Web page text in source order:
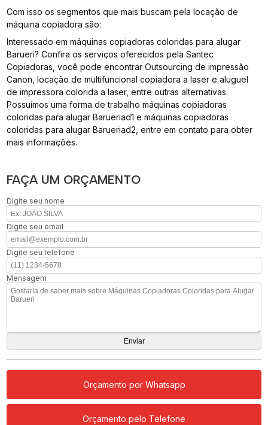
Com isso os segmentos que mais buscam pela locação de
máquina copiadora são:
Interessado em máquinas copiadoras coloridas para alugar
Barueri? Confira os serviços oferecidos pela Santec
Copiadoras, você pode encontrar Outsourcing de impressão
Canon, locação de multifuncional copiadora a laser e aluguel
de impressora colorida a laser, entre outras alternativas.
Possuímos uma forma de trabalho máquinas copiadoras
coloridas para alugar Barueriad1 e máquinas copiadoras
coloridas para alugar Barueriad2, entre em contato para obter
mais informações.
FAÇA UM ORÇAMENTO
Digite seu nome
Digite seu email
Digite seu telefone
Mensagem
Orçamento por Whatsapp
Orçamento pelo Telefone